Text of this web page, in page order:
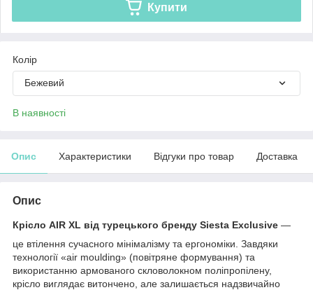
Купити
Колір
Бежевий
В наявності
Опис Характеристики Відгуки про товар Доставка
Опис
Крісло AIR XL від турецького бренду Siesta Exclusive —
це втілення сучасного мінімалізму та ергономіки. Завдяки
технології «air moulding» (повітряне формування) та
використанню армованого скловолокном поліпропілену,
крісло виглядає витончено, але залишається надзвичайно